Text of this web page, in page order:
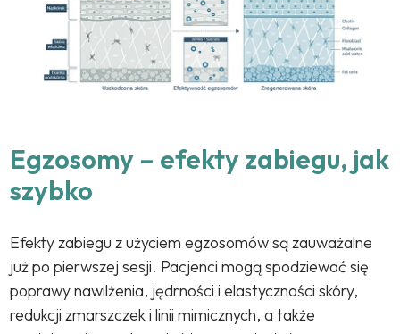
Egzosomy – efekty zabiegu, jak
szybko
Efekty zabiegu z użyciem egzosomów są zauważalne
już po pierwszej sesji. Pacjenci mogą spodziewać się
poprawy nawilżenia, jędrności i elastyczności skóry,
redukcji zmarszczek i linii mimicznych, a także